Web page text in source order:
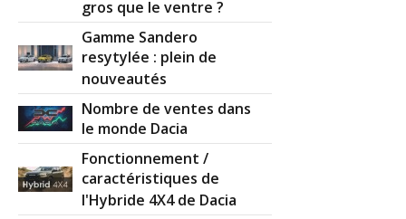
gros que le ventre ?
Gamme Sandero
resytylée : plein de
nouveautés
Nombre de ventes dans
le monde Dacia
Fonctionnement /
caractéristiques de
l'Hybride 4X4 de Dacia